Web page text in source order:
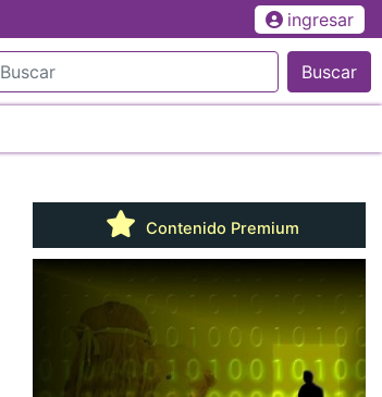
ingresar
Buscar
Contenido Premium